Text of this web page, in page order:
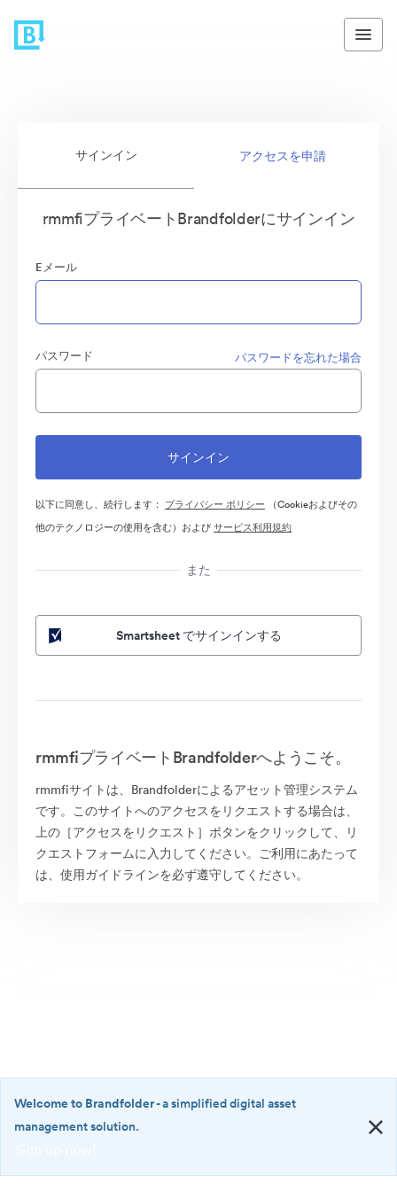
サインイン アクセスを申請
rmmfiプライベートBrandfolderにサインイン
Eメール
パスワード パスワードを忘れた場合
以下に同意し、続行します： プライバシー ポリシー （Cookieおよびその
他のテクノロジーの使用を含む）およびサービス利用規約
また
Smartsheet でサインインする
rmmfiプライベートBrandfolderへようこそ。
rmmfiサイトは、Brandfolderによるアセット管理システム
です。このサイトへのアクセスをリクエストする場合は、
上の［アクセスをリクエスト］ボタンをクリックして、リ
クエストフォームに入力してください。ご利用にあたって
は、使用ガイドラインを必ず遵守してください。
·
Welcome to Brandfolder- a simplified digital asset
management solution.